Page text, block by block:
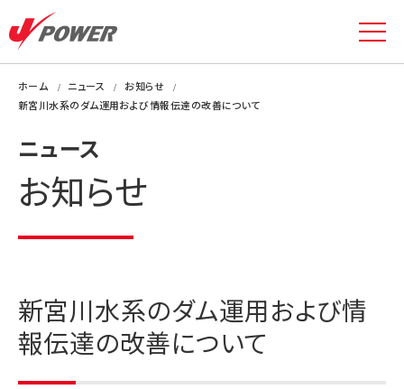
ホーム ニュース
お知らせ
新宮川水系のダム運用および情報伝達の改善について
ニュース
お知らせ
新宮川水系のダム運用および情
報伝達の改善について